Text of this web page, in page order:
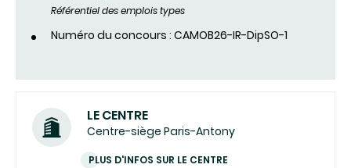
Référentiel des emplois types
Numéro du concours : CAMOB26-IR-DipSO-1
LE CENTRE
Centre-siège Paris-Antony
PLUS D'INFOS SUR LE CENTRE